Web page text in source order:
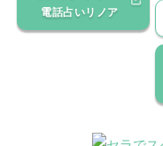
電話占いリノア